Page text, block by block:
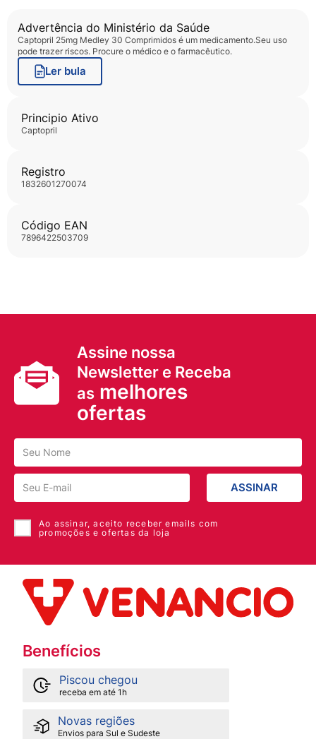
Advertência do Ministério da Saúde
Captopril 25mg Medley 30 Comprimidos é um medicamento.Seu uso
pode trazer riscos. Procure o médico e o farmacêutico.
Ler bula
Principio Ativo
captopril
Registro
1832601270074
Código EAN
7896422503709
Assine nossa
Newsletter e Receba
as melhores
ofertas
ASSINAR
Ao assinar, aceito receber emails com
promoções e ofertas da loja
Benefícios
Piscou chegou
receba em até 1h
Novas regiões
Envios para Sul e Sudeste